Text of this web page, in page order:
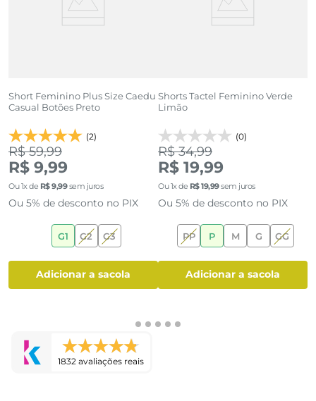
Short Feminino Plus Size Caedu
Casual Botões Preto
(2)
R$ 59,99
R$ 9,99
Ou1x de R$9,99sem juros
Ou 5% de desconto no PIX
G1 G2 G3
adicionar a sacola
Shorts Tactel Feminino Verde
Limão
(0)
R$ 34,99
R$ 19,99
Ou1x de R$19,99sem juros
Ou 5% de desconto no PIX
PP P M G GG
adicionar a sacola
1832 avaliações reais